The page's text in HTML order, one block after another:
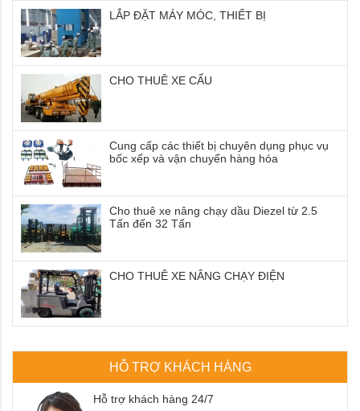
LẮP ĐẶT MÁY MÓC, THIẾT BỊ
CHO THUÊ XE CẨU
Cung cấp các thiết bị chuyên dụng phục vụ
bốc xếp và vận chuyển hàng hóa
Cho thuê xe nâng chạy dầu Diezel từ 2.5
Tấn đến 32 Tấn
CHO THUÊ XE NÂNG CHẠY ĐIỆN
HỖ TRỢ KHÁCH HÀNG
Hỗ trợ khách hàng 24/7